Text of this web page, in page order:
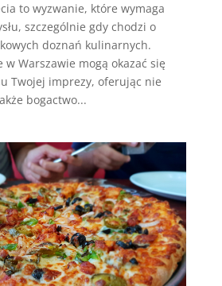
to wyzwanie, które wymaga
szczególnie gdy chodzi o
doznań kulinarnych.
w Warszawie mogą okazać się
Twojej imprezy, oferując nie
bogactwo...